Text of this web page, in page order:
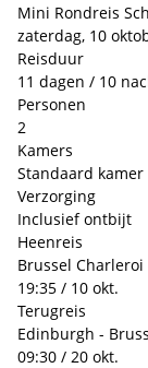
Mini Rondreis
zaterdag, 10
Reisduur
11 dagen / 10
Personen
2
Kamers
Standaard kamer
Verzorging
Inclusief ontbijt
Heenreis
Brussel Charleroi
19:35 / 10 okt.
Terugreis
Edinburgh -
09:30 / 20 okt.